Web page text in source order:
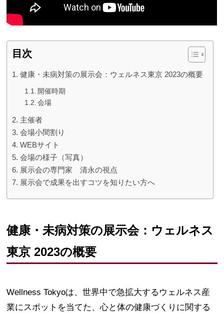
目次
健康・未病対策の展示会：ウェルネス東京 2023の概要
開催時期
会場
主催者
会場小間割り
WEBサイト
会場の様子（写真）
展示会の専門家 清永の視点
展示会で成果を出すコツを知りたい方へ
健康・未病対策の展示会：ウェルネス
東京 2023の概要
Wellness Tokyoは、世界中で急拡大するウェルネス産
業にスポットを当てた、心と体の健康づくりに関する